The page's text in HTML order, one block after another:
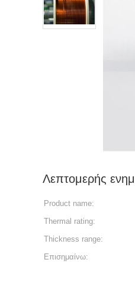
Λεπτομερής
Product name:
Thermal rating:
Thickness range:
Επισημαίνω: